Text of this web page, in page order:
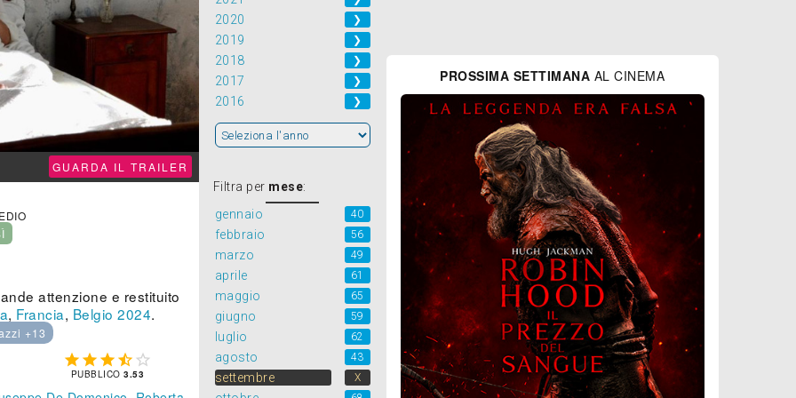
GUARDA IL TRAILER
attenzione e restituito
, Francia, Belgio 2024.
+13
    
PUBBLICO3.53
2020 ❯
2019 ❯
2018 ❯
2017 ❯
2016 ❯
Filtra per mese:
gennaio
40
febbraio 56
marzo 49
aprile 61
maggio 65
giugno 59
luglio 62
agosto 43
settembre X
PROSSIMA SETTIMANA AL CINEMA